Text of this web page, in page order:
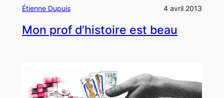
Étienne Dupuis 4 avril 2013
Mon prof d’histoire est beau